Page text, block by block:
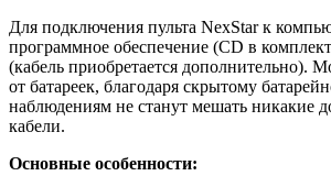
Для подключения пульта NexStar к
программное обеспечение (CD в
(кабель приобретается дополнительно).
от батареек, благодаря скрытому
наблюдениям не станут мешать никакие
кабели.
Основные особенности: